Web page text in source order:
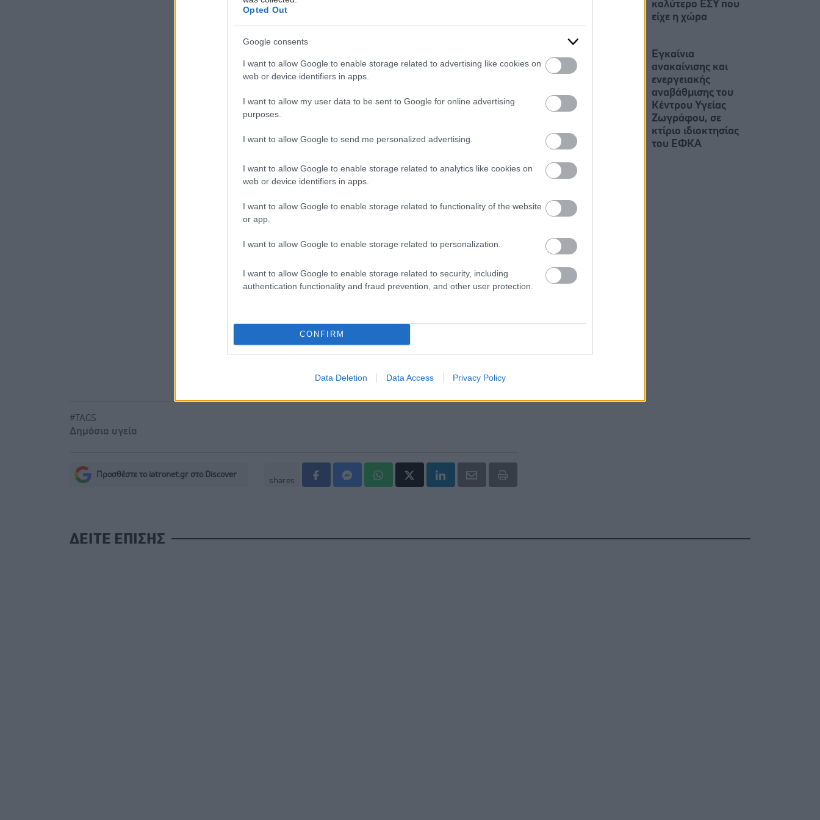
Opted Out
Google consents
I want to allow Google to enable storage related to advertising like cookies on
web or device identifiers in apps.
I want to allow my user data to be sent to Google for online advertising
purposes.
I want to allow Google to send me personalized advertising.
I want to allow Google to enable storage related to analytics like cookies on
web or device identifiers in apps.
I want to allow Google to enable storage related to functionality of the website
or app.
I want to allow Google to enable storage related to personalization.
I want to allow Google to enable storage related to security, including
authentication functionality and fraud prevention, and other user protection.
CONFIRM
Data Deletion Data Access Privacy Policy
φέτος να αποτελέσει σημείο συνάντησης για όσους
τον θεσμικό διάλογο και αναδεικνύοντας λύσεις που μπορούν να
συμβάλουν σε ένα πιο ανθεκτικό, βιώσιμο και αποτελεσματικό
σύστημα υγείας για την επόμενη ημέρα.
Για εγγραφές και αναλυτικότερες πληροφορίες σχετικά με το
Συνέδριο ακολουθήστε τον σύνδεσμο:
Προσθέστε το iatronet.gr στο Discover
Ειδήσεις υγείας σήμερα
Νοσοκομείο Κορίνθου: Τμήμα ψευδοροφής κατέρρευσε στα
Σε Λαμία και Καρδίτσα ο Άδ. Γεωργιάδης για την παραλαβή 7
Πώς επηρεάζει η ψυχική υγεία τη σωματική
#TAGS
Δημόσια υγεία
Προσθέστε το iatronet.gr στο Discover
shares
καλύτερο ΕΣΥ που
είχε η χώρα
Εγκαίνια
ανακαίνισης και
ενεργειακής
αναβάθμισης του
Κέντρου Υγείας
Ζωγράφου, σε
κτίριο ιδιοκτησίας
του ΕΦΚΑ
ΔΕΙΤΕ ΕΠΙΣΗΣ